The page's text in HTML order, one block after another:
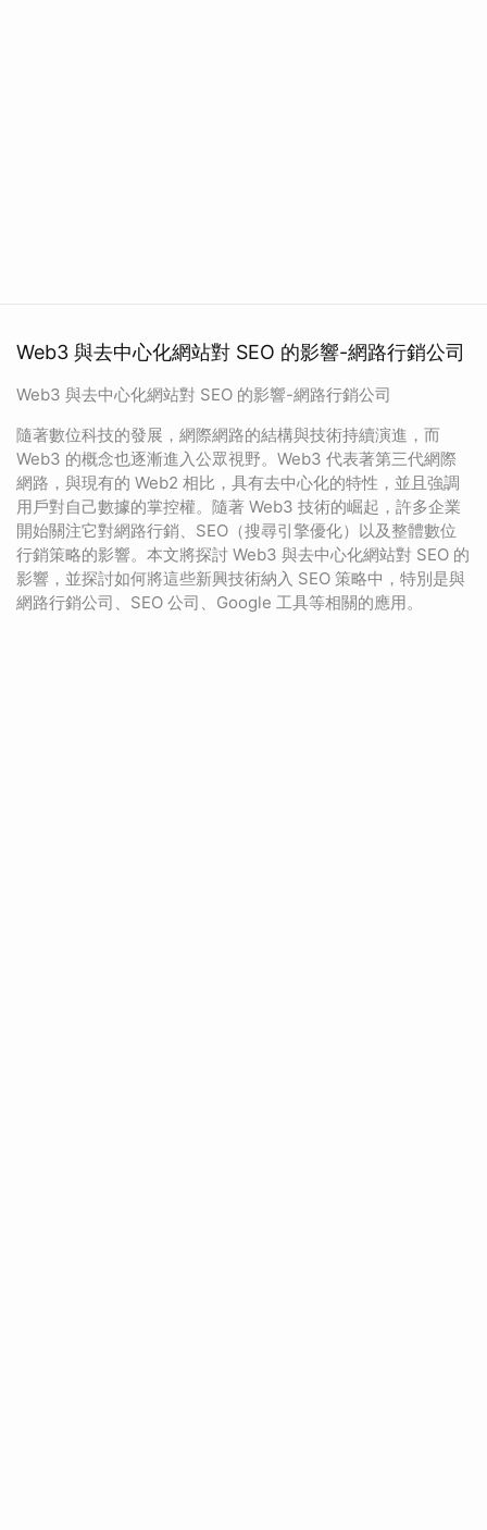
Web3 與去中心化網站對 SEO 的影響-網路行銷公司
Web3 與去中心化網站對 SEO 的影響-網路行銷公司
隨著數位科技的發展，網際網路的結構與技術持續演進，而
Web3 的概念也逐漸進入公眾視野。Web3 代表著第三代網際
網路，與現有的 Web2 相比，具有去中心化的特性，並且強調
用戶對自己數據的掌控權。隨著 Web3 技術的崛起，許多企業
開始關注它對網路行銷、SEO（搜尋引擎優化）以及整體數位
行銷策略的影響。本文將探討 Web3 與去中心化網站對 SEO 的
影響，並探討如何將這些新興技術納入 SEO 策略中，特別是與
網路行銷公司、SEO 公司、Google 工具等相關的應用。